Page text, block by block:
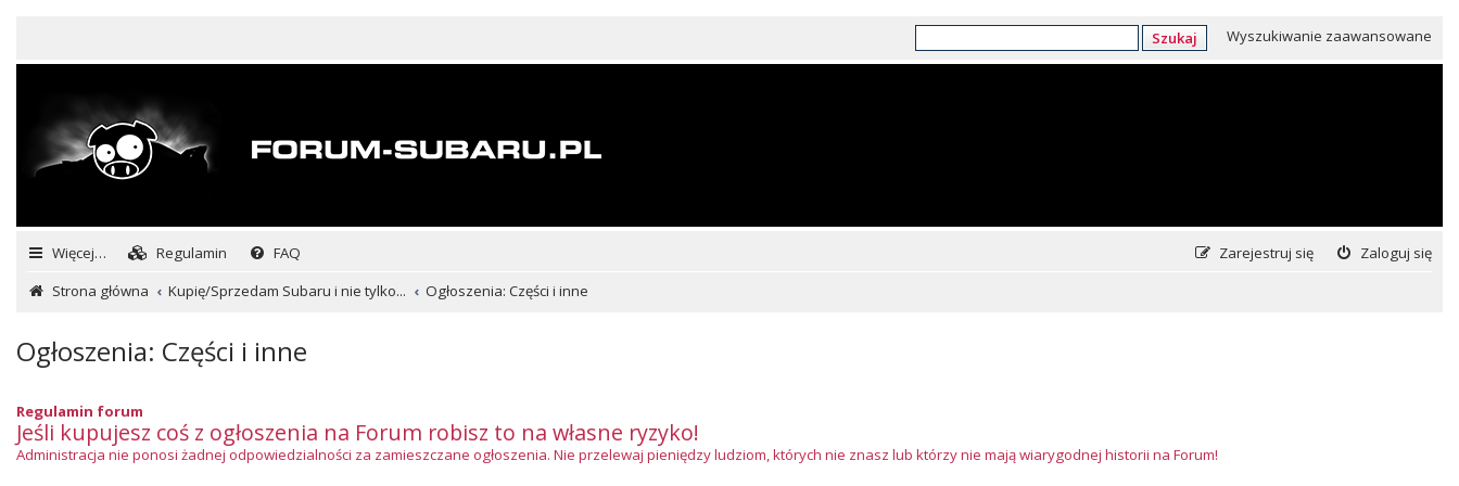
Szukaj Wyszukiwanie zaawansowane
Więcej… Regulamin FAQ Zaloguj się
Zarejestruj się
Strona główna
Kupię/Sprzedam Subaru i nie tylko... Ogłoszenia: Części i inne
Ogłoszenia: Części i inne
Regulamin forum
Jeśli kupujesz coś z ogłoszenia na Forum robisz to na własne ryzyko!
Administracja nie ponosi żadnej odpowiedzialności za zamieszczane ogłoszenia. Nie przelewaj pieniędzy ludziom, których nie znasz lub którzy nie mają wiarygodnej historii na Forum!